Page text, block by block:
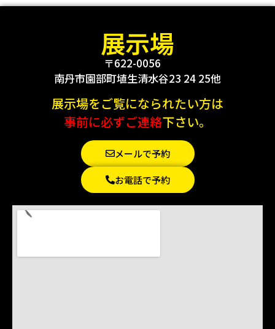
展示場
〒622-0056
南丹市園部町埴生清水谷23 24 25他
展示場をご覧になられたい方は
事前に必ずご連絡下さい。
メールで予約
お電話で予約